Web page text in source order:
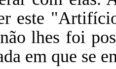
este
lhes foi
em que se